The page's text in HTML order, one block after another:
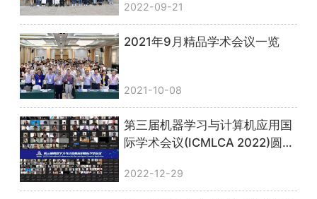
2022-09-21
2021年9月精品学术会议一览
2021-10-08
第三届机器学习与计算机应用国
际学术会议(ICMLCA 2022)圆满
2022-12-29